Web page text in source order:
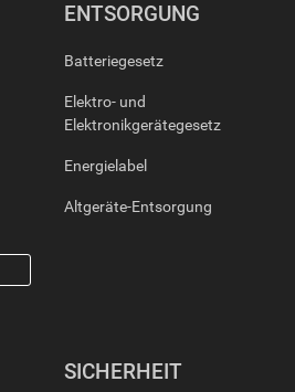
ENTSORGUNG
Batteriegesetz
Elektro- und
Elektronikgerätegesetz
Energielabel
Altgeräte-Entsorgung
SICHERHEIT